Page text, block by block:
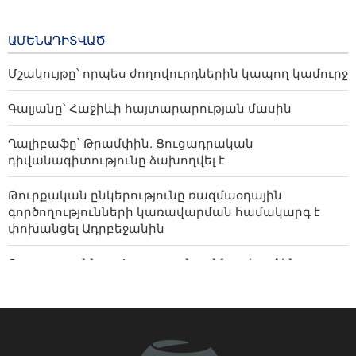
ռազմաօդային
գործողությունների
կառավարման համակարգ է
փոխանցել Ադրբեջանին
ԱՄԵՆԱԴԻՏՎԱԾ
Մշակույթը՝ որպես ժողովուրդներին կապող կամուրջ
Գալյանը՝ Հաջիևի հայտարարության մասին
Ղալիբաֆը՝ Թրամփին. Ցուցադրական
դիվանագիտությունը ձախողվել է
Թուրքական ընկերությունը ռազմաօդային
գործողությունների կառավարման համակարգ է
փոխանցել Ադրբեջանին
Ռուսաստանն ու Հայաստանը քննարկում են
հրետանային հարվածներ է հասցրել Հարավային